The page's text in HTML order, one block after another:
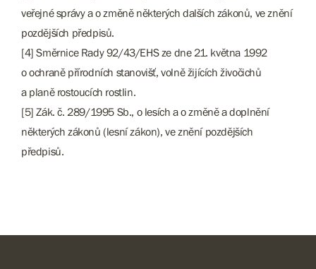
veřejné správy a o změně některých dalších zákonů, ve znění
pozdějších předpisů.
[4] Směrnice Rady 92/43/EHS ze dne 21. května 1992
o ochraně přírodních stanovišť, volně žijících živočichů
a planě rostoucích rostlin.
[5] Zák. č. 289/1995 Sb., o lesích a o změně a doplnění
některých zákonů (lesní zákon), ve znění pozdějších
předpisů.